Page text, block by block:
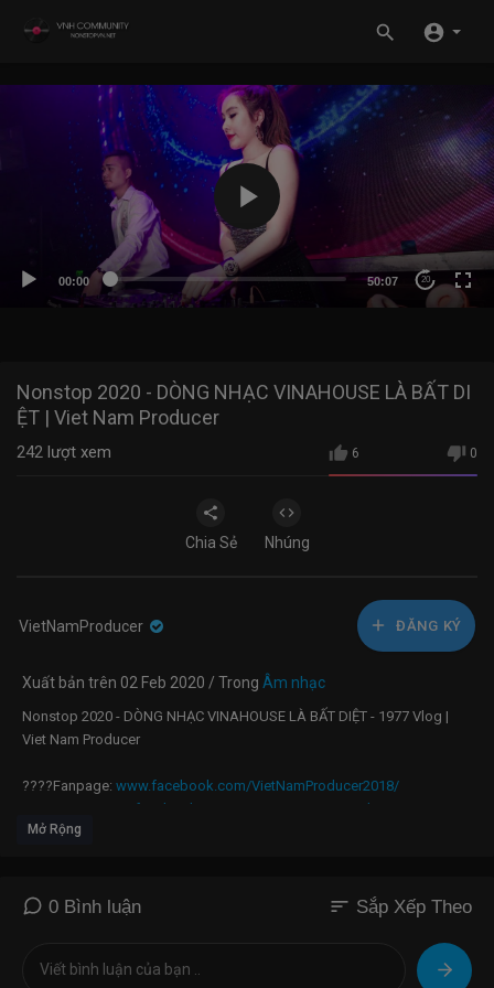
00:00 50:07 20
Nonstop 2020 - DÒNG NHẠC VINAHOUSE LÀ BẤT DI
ỆT | Viet Nam Producer
6 0
242 lượt xem
Chia Sẻ Nhúng
VietNamProducer ĐĂNG KÝ
Xuất bản trên 02 Feb 2020 / Trong Âm nhạc
Nonstop 2020 - DÒNG NHẠC VINAHOUSE LÀ BẤT DIỆT - 1977 Vlog |
Viet Nam Producer
????Fanpage: www.facebook.com/VietNamProducer2018/
www.facebook.com/groups/VietNamProducer/
????Soundcloud:
●▬▬▬▬▬▬▬▬▬▬▬▬▬▬▬▬▬▬●
Vinahouse và là một trong những kênh hàng đầu trong lĩnh vực âm
nhạc Việt Nam.
Mở Rộng
0 Bình luận sort Sắp Xếp Theo